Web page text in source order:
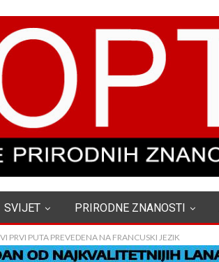
SVIJET PRIRODNE ZNANOSTI
PRVI PUTA PREVEDENA NA FRANCUSKI JEZIK